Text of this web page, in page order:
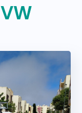
VW